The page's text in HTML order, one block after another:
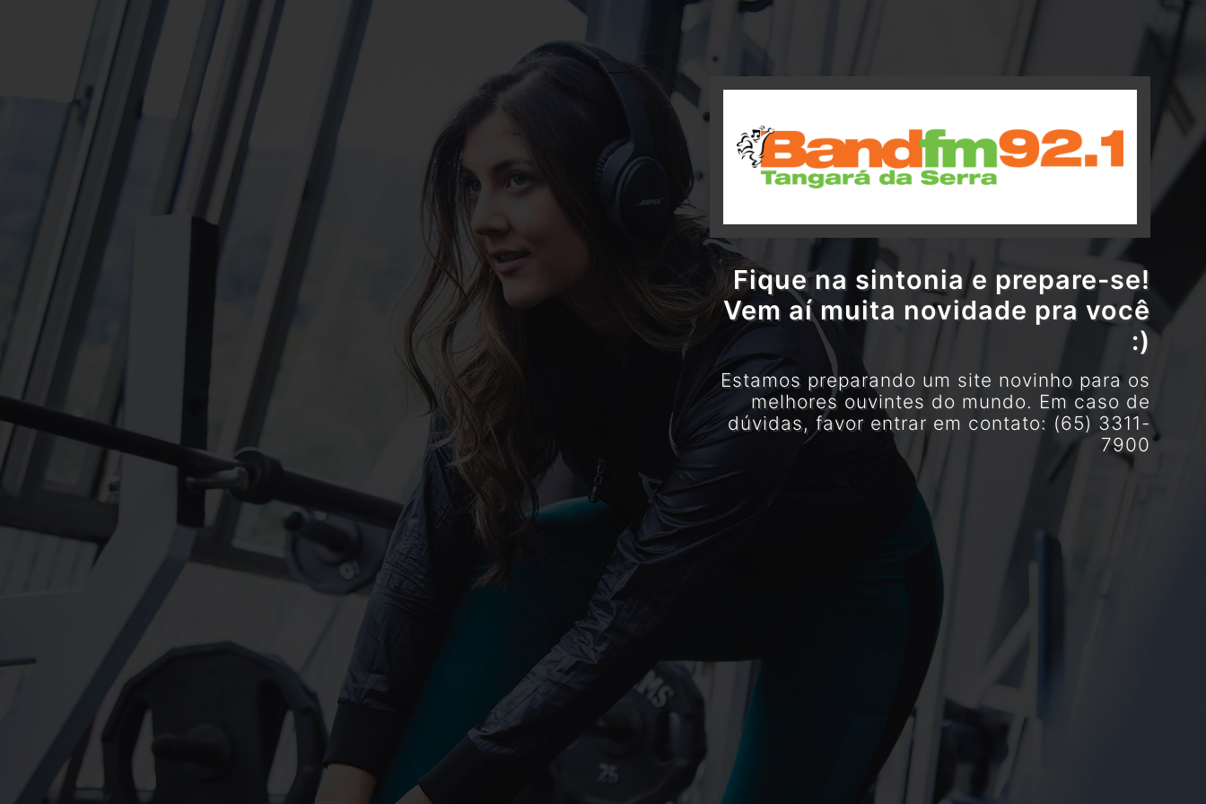
Fique na sintonia e prepare-se!
Vem aí muita novidade pra você
:)
Estamos preparando um site novinho para os
melhores ouvintes do mundo. Em caso de
dúvidas, favor entrar em contato: (65) 3311-
7900